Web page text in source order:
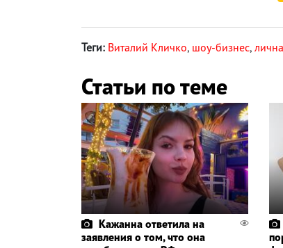
Теги: Виталий Кличко, шоу-бизнес,
Статьи по теме
Кажанна ответила на
заявления о том, что она